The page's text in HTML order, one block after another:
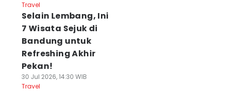
Travel
Selain Lembang, Ini
7 Wisata Sejuk di
Bandung untuk
Refreshing Akhir
Pekan!
30 Jul 2026, 14:30 WIB
Travel